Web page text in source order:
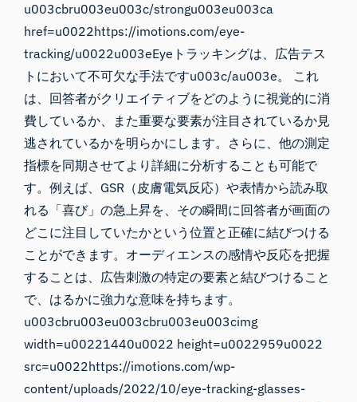
u003cbru003eu003c/strongu003eu003ca
href=u0022https://imotions.com/eye-
tracking/u0022u003eEyeトラッキングは、広告テス
トにおいて不可欠な手法ですu003c/au003e。 これ
は、回答者がクリエイティブをどのように視覚的に消
費しているか、また重要な要素が注目されているか見
逃されているかを明らかにします。さらに、他の測定
指標を同期させてより詳細に分析することも可能で
す。例えば、GSR（皮膚電気反応）や表情から読み取
れる「喜び」の急上昇を、その瞬間に回答者が画面の
どこに注目していたかという位置と正確に結びつける
ことができます。オーディエンスの感情や反応を把握
することは、広告刺激の特定の要素と結びつけること
で、はるかに強力な意味を持ちます。
u003cbru003eu003cbru003eu003cimg
width=u00221440u0022 height=u0022959u0022
src=u0022https://imotions.com/wp-
content/uploads/2022/10/eye-tracking-glasses-